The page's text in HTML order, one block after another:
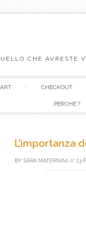
CHE AVRESTE
CHECKOUT
PERCHE’?
L’importanza
BY SARA MATERNINI // 23